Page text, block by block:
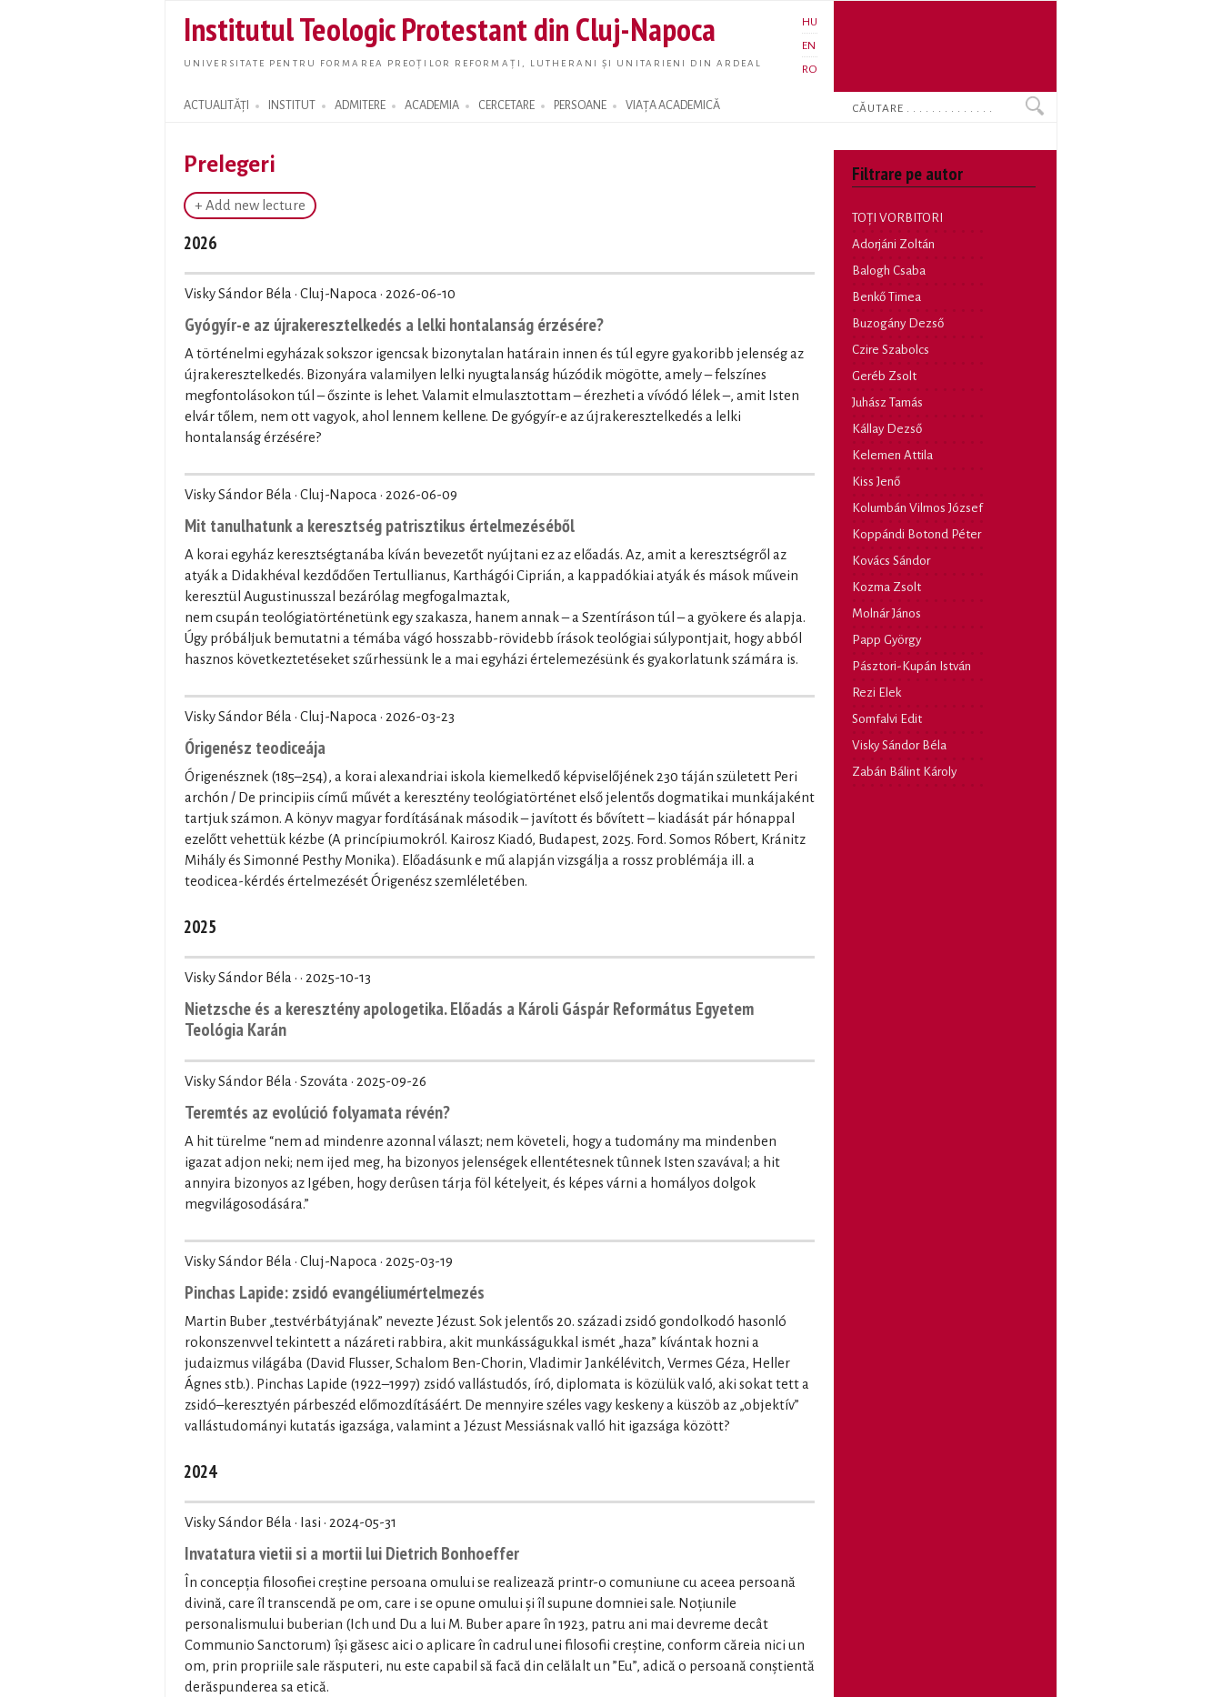
main
content
Institutul Teologic Protestant din Cluj-Napoca
UNIVERSITATE PENTRU FORMAREA PREOȚILOR REFORMAȚI, LUTHERANI ȘI UNITARIENI DIN ARDEAL
HU
EN
RO
ACTUALITĂȚI INSTITUT ADMITERE ACADEMIA CERCETARE PERSOANE VIAȚA ACADEMICĂ
Search form
Search
Prelegeri
+ Add new lecture
2026
Visky Sándor Béla · Cluj-Napoca · 2026-06-10
Gyógyír-e az újrakeresztelkedés a lelki hontalanság érzésére?
A történelmi egyházak sokszor igencsak bizonytalan határain innen és túl egyre gyakoribb jelenség az
újrakeresztelkedés. Bizonyára valamilyen lelki nyugtalanság húzódik mögötte, amely – felszínes
megfontolásokon túl – őszinte is lehet. Valamit elmulasztottam – érezheti a vívódó lélek –, amit Isten
elvár tőlem, nem ott vagyok, ahol lennem kellene. De gyógyír-e az újrakeresztelkedés a lelki
hontalanság érzésére?
Visky Sándor Béla · Cluj-Napoca · 2026-06-09
Mit tanulhatunk a keresztség patrisztikus értelmezéséből
A korai egyház keresztségtanába kíván bevezetőt nyújtani ez az előadás. Az, amit a keresztségről az
atyák a Didakhéval kezdődően Tertullianus, Karthágói Ciprián, a kappadókiai atyák és mások művein
keresztül Augustinusszal bezárólag megfogalmaztak,
nem csupán teológiatörténetünk egy szakasza, hanem annak – a Szentíráson túl – a gyökere és alapja.
Úgy próbáljuk bemutatni a témába vágó hosszabb-rövidebb írások teológiai súlypontjait, hogy abból
hasznos következtetéseket szűrhessünk le a mai egyházi értelemezésünk és gyakorlatunk számára is.
Visky Sándor Béla · Cluj-Napoca · 2026-03-23
Órigenész teodiceája
Órigenésznek (185–254), a korai alexandriai iskola kiemelkedő képviselőjének 230 táján született Peri
archón / De principiis című művét a keresztény teológiatörténet első jelentős dogmatikai munkájaként
tartjuk számon. A könyv magyar fordításának második – javított és bővített – kiadását pár hónappal
ezelőtt vehettük kézbe (A princípiumokról. Kairosz Kiadó, Budapest, 2025. Ford. Somos Róbert, Kránitz
Mihály és Simonné Pesthy Monika). Előadásunk e mű alapján vizsgálja a rossz problémája ill. a
teodicea-kérdés értelmezését Órigenész szemléletében.
2025
Visky Sándor Béla · · 2025-10-13
Nietzsche és a keresztény apologetika. Előadás a Károli Gáspár Református Egyetem
Teológia Karán
Visky Sándor Béla · Szováta · 2025-09-26
Teremtés az evolúció folyamata révén?
A hit türelme “nem ad mindenre azonnal választ; nem követeli, hogy a tudomány ma mindenben
igazat adjon neki; nem ijed meg, ha bizonyos jelenségek ellentétesnek tûnnek Isten szavával; a hit
annyira bizonyos az Igében, hogy derûsen tárja föl kételyeit, és képes várni a homályos dolgok
megvilágosodására.”
Visky Sándor Béla · Cluj-Napoca · 2025-03-19
Pinchas Lapide: zsidó evangéliumértelmezés
Martin Buber „testvérbátyjának” nevezte Jézust. Sok jelentős 20. századi zsidó gondolkodó hasonló
rokonszenvvel tekintett a názáreti rabbira, akit munkásságukkal ismét „haza” kívántak hozni a
judaizmus világába (David Flusser, Schalom Ben-Chorin, Vladimir Jankélévitch, Vermes Géza, Heller
Ágnes stb.). Pinchas Lapide (1922–1997) zsidó vallástudós, író, diplomata is közülük való, aki sokat tett a
zsidó–keresztyén párbeszéd előmozdításáért. De mennyire széles vagy keskeny a küszöb az „objektív”
vallástudományi kutatás igazsága, valamint a Jézust Messiásnak valló hit igazsága között?
2024
Visky Sándor Béla · Iasi · 2024-05-31
Invatatura vietii si a mortii lui Dietrich Bonhoeffer
În concepția filosofiei creștine persoana omului se realizează printr-o comuniune cu aceea persoană
divină, care îl transcendă pe om, care i se opune omului și îl supune domniei sale. Noțiunile
personalismului buberian (Ich und Du a lui M. Buber apare în 1923, patru ani mai devreme decât
Communio Sanctorum) își găsesc aici o aplicare în cadrul unei filosofii creștine, conform căreia nici un
om, prin propriile sale răsputeri, nu este capabil să facă din celălalt un ”Eu”, adică o persoană conștientă
derăspunderea sa etică.
Filtrare pe autor
TOȚI VORBITORI
Adorjáni Zoltán
Balogh Csaba
Benkő Timea
Buzogány Dezső
Czire Szabolcs
Geréb Zsolt
Juhász Tamás
Kállay Dezső
Kelemen Attila
Kiss Jenő
Kolumbán Vilmos József
Koppándi Botond Péter
Kovács Sándor
Kozma Zsolt
Molnár János
Papp György
Pásztori-Kupán István
Rezi Elek
Somfalvi Edit
Visky Sándor Béla
Zabán Bálint Károly